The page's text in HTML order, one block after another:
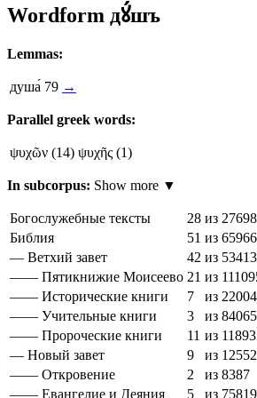
Wordform дꙋ́шъ
Lemmas:
душа́ 79 →
Parallel greek words:
ψυχῶν (14) ψυχῆς (1)
In subcorpus: Show more ▼
Богослужебные тексты 28 из 27698
Библия
51 из
— Ветхий завет
42 из
—— Пятикнижие Моисеево 21 из
—— Исторические книги
7 из
—— Учительные книги
3 из 84065
—— Пророческие книги
11 из
— Новый завет
9 из
—— Откровение
2 из 8387
—— Евангелие и Деяния
5 из 75819